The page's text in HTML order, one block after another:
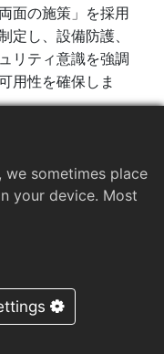
Program
面の施策」を採用
定し、設備防護、
リティ意識を強調
用性を確保しま
全体の情報セキュ
め、2023年11月に
セキュリティ小グ
ィ管理の推進、監
セキュリティ責任
門の同僚と共に情
た。情報セキュリ
お問い合わせ
sometimes place
your device. Most